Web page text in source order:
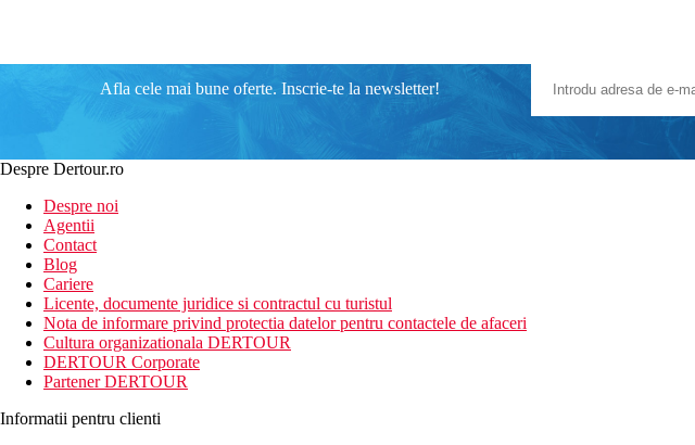
Afla cele mai bune oferte. Inscrie-te la newsletter!
Despre Dertour.ro
Despre noi
Agentii
Contact
Blog
Cariere
Licente, documente juridice si contractul cu turistul
Nota de informare privind protectia datelor pentru contactele de afaceri
Cultura organizationala DERTOUR
DERTOUR Corporate
Partener DERTOUR
Informatii pentru clienti